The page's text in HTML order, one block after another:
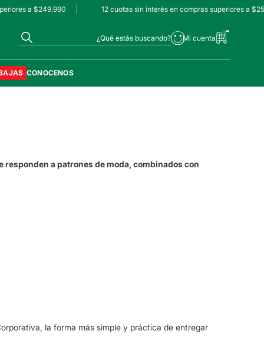
a $249.990 12 cuotas sin interés en compras superiores a
¿Qué estás buscando?
CONOCENOS
a patrones de moda, combinados con
la forma más simple y práctica de entregar